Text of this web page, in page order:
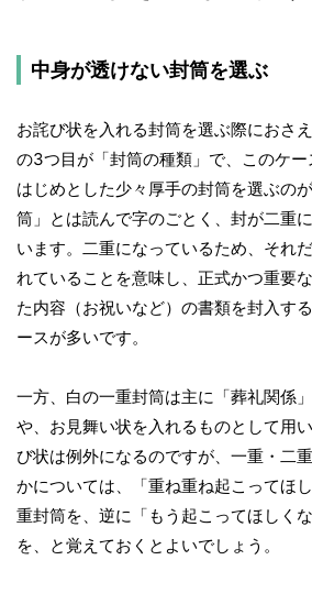
中身が透けない封筒を選ぶ
お詫び状を入れる封筒を選ぶ際におさ
の3つ目が「封筒の種類」で、このケ
はじめとした少々厚手の封筒を選ぶの
筒」とは読んで字のごとく、封が二重
います。二重になっているため、それ
れていることを意味し、正式かつ重要
た内容（お祝いなど）の書類を封入す
ースが多いです。
一方、白の一重封筒は主に「葬礼関係
や、お見舞い状を入れるものとして用
び状は例外になるのですが、一重・二
かについては、「重ね重ね起こってほ
重封筒を、逆に「もう起こってほしく
を、と覚えておくとよいでしょう。